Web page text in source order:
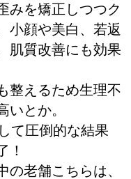
みを矯正しつつク
小顔や美白、若返
肌質改善にも効果
整えるため生理不
いとか。
て圧倒的な結果
！
の老舗こちらは、